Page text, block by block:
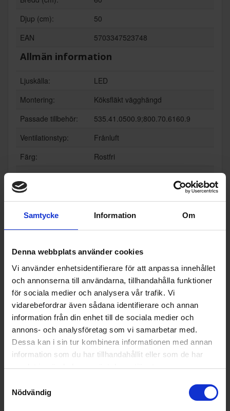
Samtycke Information Om
Denna webbplats använder cookies
Vi använder enhetsidentifierare för att anpassa innehållet
och annonserna till användarna, tillhandahålla funktioner
för sociala medier och analysera vår trafik. Vi
vidarebefordrar även sådana identifierare och annan
information från din enhet till de sociala medier och
annons- och analysföretag som vi samarbetar med.
Dessa kan i sin tur kombinera informationen med annan
information som du har tillhandahållit eller som de har
samlat in när du har använt deras tjänster.
Nödvändig
Djup (cm):
50
EAN
5703347523748
Allmän information
Ljuskälla:
LED
Montering:
Köksfläkt vägghängd
Passade tillbehör:
535.41.0500.9;800.70.6160.9
Ventilationstyp:
Frånluft
Färg:
Rostfri
Produktgrupp:
Köksfläkt vägghängd
Funktioner och egenskaper
Display (Ja/Nej):
Ja
Timer (Ja/Nej):
Ja
Utdragbar (Ja/Nej):
Nej
Wi-Fi anslutning (J
a/Nej):
Nej
Teknisk data
Antal hastigheter (s
t):
4
Energiförbrukning
(kWH/annum):